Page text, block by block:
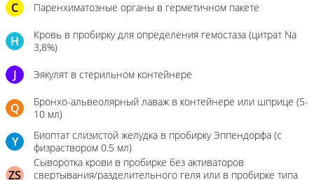
C Паренхиматозные органы в герметичном пакете
H
Кровь в пробирку для определения гемостаза (цитрат Na
3,8%)
J Эякулят в стерильном контейнере
Q
Бронхо-альвеолярный лаваж в контейнере или шприце (5-
10 мл)
Y
Биоптат слизистой желудка в пробирку Эппендорфа (с
физраствором 0.5 мл)
ZS
Сыворотка крови в пробирке без активаторов
свертывания/разделительного геля или в пробирке типа